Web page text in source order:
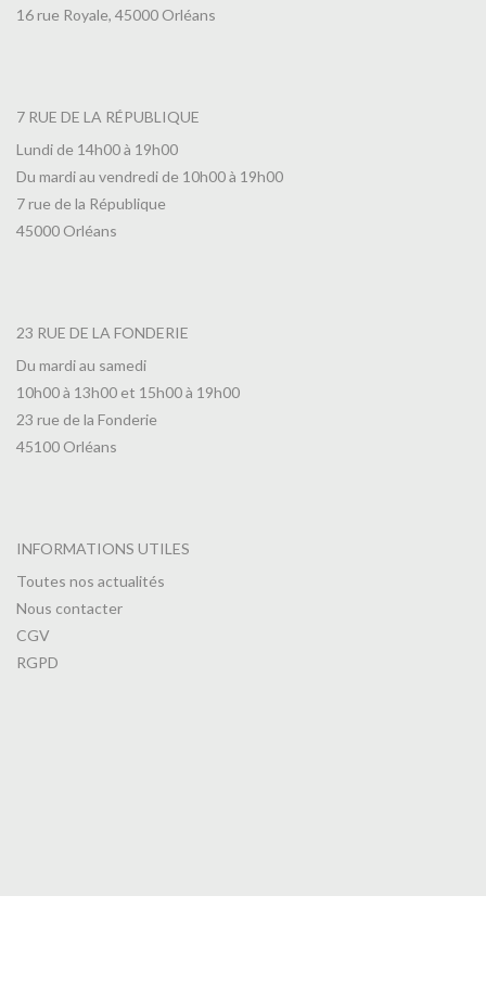
16 rue Royale, 45000 Orléans
7 RUE DE LA RÉPUBLIQUE
Lundi de 14h00 à 19h00
Du mardi au vendredi de 10h00 à 19h00
7 rue de la République
45000 Orléans
23 RUE DE LA FONDERIE
Du mardi au samedi
10h00 à 13h00 et 15h00 à 19h00
23 rue de la Fonderie
45100 Orléans
INFORMATIONS UTILES
Toutes nos actualités
Nous contacter
CGV
RGPD